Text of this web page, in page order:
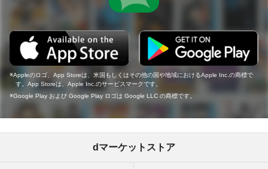
Appleのロゴ、App Storeは、米国もしくはその他の国や地域におけるApple Inc.の商標で
す。App Storeは、Apple Inc.のサービスマークです。
Google Play および Google Play ロゴは Google LLC の商標です。
dマーケットストア